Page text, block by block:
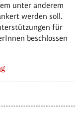
unter anderem
werden soll.
für
beschlossen